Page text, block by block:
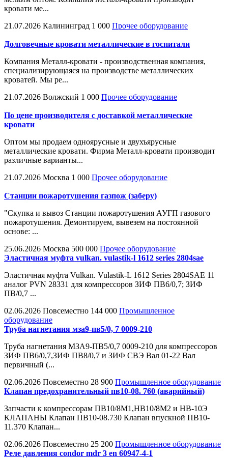
кровати ме...
21.07.2026 Калининград 1 000 Прочее оборудование
Долговечные кровати металлические в госпитали
Компания Металл-кровати - производственная компания,
специализирующаяся на производстве металлических
кроватей. Мы ре...
21.07.2026 Волжский 1 000 Прочее оборудование
По цене производителя с доставкой металлические
кровати
Оптом мы продаем одноярусные и двухъярусные
металлические кровати. Фирма Металл-кровати производит
различные варианты...
21.07.2026 Москва 1 000 Прочее оборудование
Станции пожаротушения газпож (заберу)
"Скупка и вывоз Станции пожаротушения АУГП газового
пожаротушения. Демонтируем, вывезем на постоянной
основе: ...
25.06.2026 Москва 500 000 Прочее оборудование
Эластичная муфта vulkan. vulastik-l 1612 series 2804sae
Эластичная муфта Vulkan. Vulastik-L 1612 Series 2804SAE 11
аналог PVN 28331 для компрессоров ЗИФ ПВ6/0,7; ЗИФ
ПВ/0,7 ...
02.06.2026 Повсеместно 144 000 Промышленное
оборудование
Труба нагнетания мза9-пв5/0, 7 0009-210
Труба нагнетания МЗА9-ПВ5/0,7 0009-210 для компрессоров
ЗИФ ПВ6/0,7,ЗИФ ПВ8/0,7 и ЗИФ СВЭ Вал 01-22 Вал
первичный (...
02.06.2026 Повсеместно 28 900 Промышленное оборудование
Клапан предохранительный пв10-08. 760 (аварийный)
Запчасти к компрессорам ПВ10/8М1,НВ10/8М2 и НВ-10Э
КЛАПАНЫ Клапан ПВ10-08.730 Клапан впускной ПВ10-
11.370 Клапан...
02.06.2026 Повсеместно 25 200 Промышленное оборудование
Реле давления condor mdr 3 en 60947-4-1